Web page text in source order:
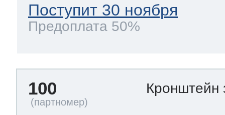
Поступит 30 ноября
Предоплата 50%
100 Кронштейн